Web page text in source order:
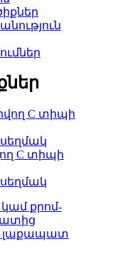
C տիպի